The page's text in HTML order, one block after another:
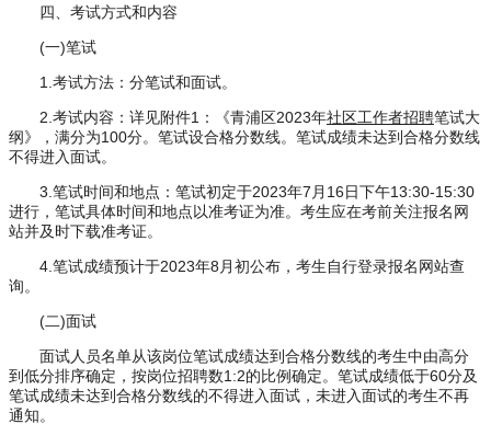
四、考试方式和内容
(一)笔试
1.考试方法：分笔试和面试。
2.考试内容：详见附件1：《青浦区2023年社区工作者招聘笔试大
纲》，满分为100分。笔试设合格分数线。笔试成绩未达到合格分数线
不得进入面试。
3.笔试时间和地点：笔试初定于2023年7月16日下午13:30-15:30
进行，笔试具体时间和地点以准考证为准。考生应在考前关注报名网
站并及时下载准考证。
4.笔试成绩预计于2023年8月初公布，考生自行登录报名网站查
询。
(二)面试
面试人员名单从该岗位笔试成绩达到合格分数线的考生中由高分
到低分排序确定，按岗位招聘数1:2的比例确定。笔试成绩低于60分及
笔试成绩未达到合格分数线的不得进入面试，未进入面试的考生不再
通知。